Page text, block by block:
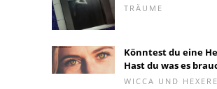
TRÄUME
Könntest du eine
Hast du was es
WICCA UND